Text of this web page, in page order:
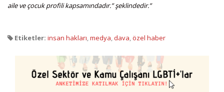
aile ve çocuk profili kapsamındadır.” şeklindedir.”
Etiketler: insan hakları,medya,dava,özel haber